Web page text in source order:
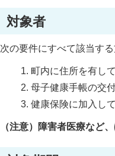
対象者
次の要件にすべて該当す
町内に住所を有し
母子健康手帳の交
健康保険に加入し
（注意）障害者医療など